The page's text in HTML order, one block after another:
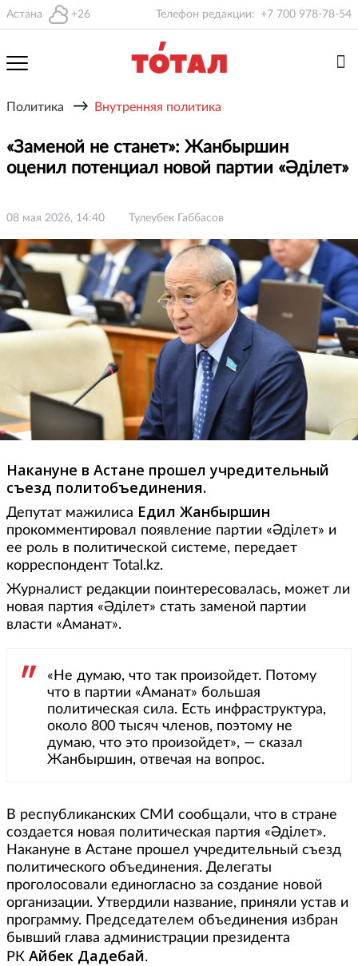
Астана +26 Телефон редакции: +7 700 978-78-54
Политика → Внутренняя политика
«Заменой не станет»: Жанбыршин
оценил потенциал новой партии «Әділет»
08 мая 2026, 14:40 Тулеубек Габбасов
Накануне в Астане прошел учредительный
съезд политобъединения.
Депутат мажилиса Едил Жанбыршин
прокомментировал появление партии «Әділет» и
ее роль в политической системе, передает
корреспондент Total.kz.
Журналист редакции поинтересовалась, может ли
новая партия «Әділет» стать заменой партии
власти «Аманат».
«Не думаю, что так произойдет. Потому
что в партии «Аманат» большая
политическая сила. Есть инфраструктура,
около 800 тысяч членов, поэтому не
думаю, что это произойдет», — сказал
Жанбыршин, отвечая на вопрос.
В республиканских СМИ сообщали, что в стране
создается новая политическая партия «Әділет».
Накануне в Астане прошел учредительный съезд
политического объединения. Делегаты
проголосовали единогласно за создание новой
организации. Утвердили название, приняли устав и
программу. Председателем объединения избран
бывший глава администрации президента
РК Айбек Дадебай.